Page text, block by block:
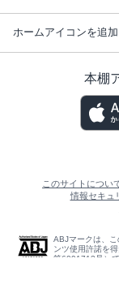
ホームアイコンを追加
本棚
このサイトについ
情報セキュ
ABJマークは、
ンツ使用許諾を
第6091713号）